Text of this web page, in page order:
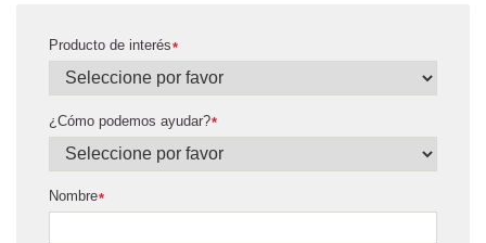
*
Producto de interés
*
¿Cómo podemos ayudar?
*
Nombre